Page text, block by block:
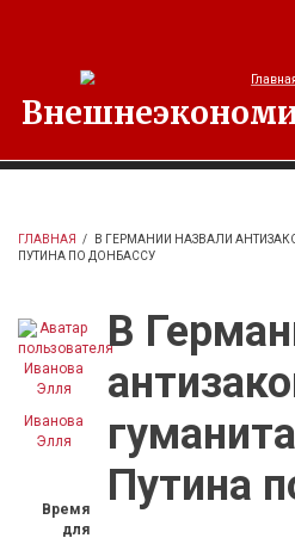
ГЛАВНАЯ /
В ГЕРМАНИИ НАЗВАЛИ
ПУТИНА ПО ДОНБАССУ
Иванова
Элля
Время
для
В
Путина